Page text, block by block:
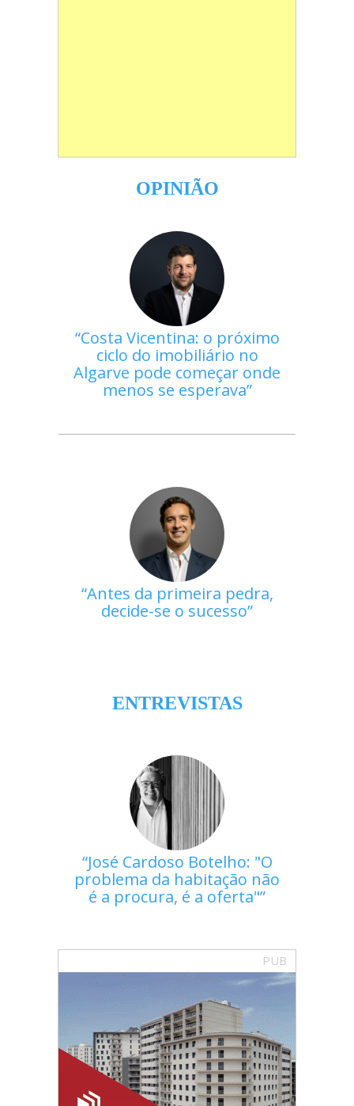
OPINIÃO
Costa Vicentina: o próximo
ciclo do imobiliário no
Algarve pode começar onde
menos se esperava
Antes da primeira pedra,
decide-se o sucesso
ENTREVISTAS
José Cardoso Botelho: "O
problema da habitação não
é a procura, é a oferta"
PUB